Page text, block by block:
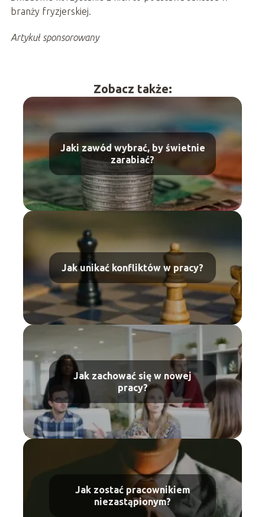
branży fryzjerskiej.
Artykuł sponsorowany
Zobacz także:
Jaki zawód wybrać, by świetnie
zarabiać?
Jak unikać konfliktów w pracy?
Jak zachować się w nowej
pracy?
Jak zostać pracownikiem
niezastąpionym?